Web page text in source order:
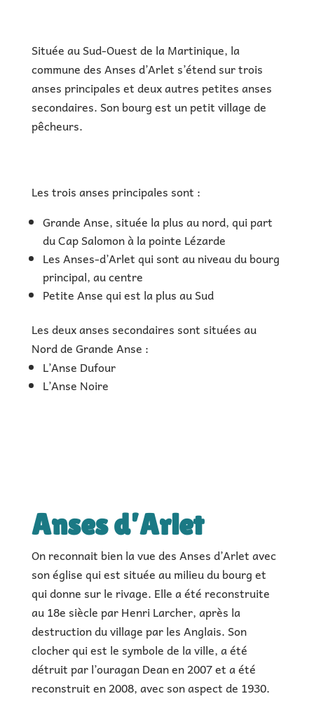
Située au Sud-Ouest de la Martinique, la
commune des Anses d’Arlet s’étend sur trois
anses principales et deux autres petites anses
secondaires. Son bourg est un petit village de
pêcheurs.
Les trois anses principales sont :
Grande Anse, située la plus au nord, qui part
du Cap Salomon à la pointe Lézarde
Les Anses-d’Arlet qui sont au niveau du bourg
principal, au centre
Petite Anse qui est la plus au Sud
Les deux anses secondaires sont situées au
Nord de Grande Anse :
L’Anse Dufour
L’Anse Noire
Anses d’Arlet
On reconnait bien la vue des Anses d’Arlet avec
son église qui est située au milieu du bourg et
qui donne sur le rivage. Elle a été reconstruite
au 18e siècle par Henri Larcher, après la
destruction du village par les Anglais. Son
clocher qui est le symbole de la ville, a été
détruit par l’ouragan Dean en 2007 et a été
reconstruit en 2008, avec son aspect de 1930.